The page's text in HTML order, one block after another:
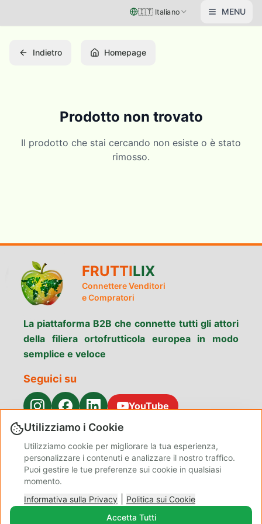
🇮🇹 Italiano MENU
Indietro Homepage
Prodotto non trovato
Il prodotto che stai cercando non esiste o è stato
rimosso.
FRUTTILIX
Connettere Venditori
e Compratori
La piattaforma B2B che connette tutti gli attori
della filiera ortofrutticola europea in modo
semplice e veloce
Seguici su
YouTube
Menu
Cerca prodotti
Perché scegliere
Fruttilix
Servizi
Contatti Privacy
Chi siamo
Termini e
condizioni
Cookie
Utilizziamo i Cookie
Utilizziamo cookie per migliorare la tua esperienza,
personalizzare i contenuti e analizzare il nostro traffico.
Puoi gestire le tue preferenze sui cookie in qualsiasi
momento.
Informativa sulla Privacy
Politica sui Cookie
Accetta Tutti